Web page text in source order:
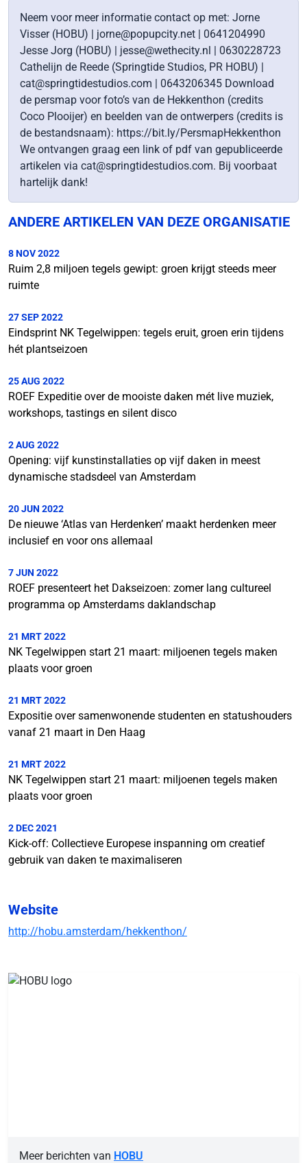
Neem voor meer informatie contact op met: Jorne
Visser (HOBU) | jorne@popupcity.net | 0641204990
Jesse Jorg (HOBU) | jesse@wethecity.nl | 0630228723
Cathelijn de Reede (Springtide Studios, PR HOBU) |
cat@springtidestudios.com | 0643206345 Download
de persmap voor foto’s van de Hekkenthon (credits
Coco Plooijer) en beelden van de ontwerpers (credits is
de bestandsnaam): https://bit.ly/PersmapHekkenthon
We ontvangen graag een link of pdf van gepubliceerde
artikelen via cat@springtidestudios.com. Bij voorbaat
hartelijk dank!
ANDERE ARTIKELEN VAN DEZE ORGANISATIE
8 NOV 2022
Ruim 2,8 miljoen tegels gewipt: groen krijgt steeds meer
ruimte
27 SEP 2022
Eindsprint NK Tegelwippen: tegels eruit, groen erin tijdens
hét plantseizoen
25 AUG 2022
ROEF Expeditie over de mooiste daken mét live muziek,
workshops, tastings en silent disco
2 AUG 2022
Opening: vijf kunstinstallaties op vijf daken in meest
dynamische stadsdeel van Amsterdam
20 JUN 2022
De nieuwe ‘Atlas van Herdenken’ maakt herdenken meer
inclusief en voor ons allemaal
7 JUN 2022
ROEF presenteert het Dakseizoen: zomer lang cultureel
programma op Amsterdams daklandschap
21 MRT 2022
NK Tegelwippen start 21 maart: miljoenen tegels maken
plaats voor groen
21 MRT 2022
Expositie over samenwonende studenten en statushouders
vanaf 21 maart in Den Haag
21 MRT 2022
NK Tegelwippen start 21 maart: miljoenen tegels maken
plaats voor groen
2 DEC 2021
Kick-off: Collectieve Europese inspanning om creatief
gebruik van daken te maximaliseren
Website
http://hobu.amsterdam/hekkenthon/
Meer berichten van HOBU